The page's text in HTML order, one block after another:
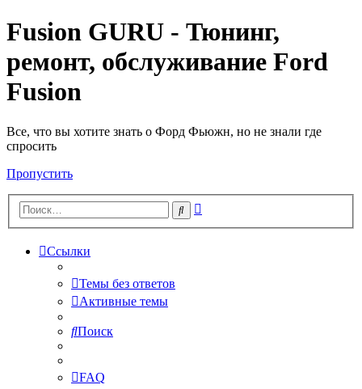
Fusion GURU - Тюнинг,
ремонт, обслуживание Ford
Fusion
Все, что вы хотите знать о Форд Фьюжн, но не знали где
спросить
Пропустить
Поиск
Ссылки
Темы без ответов
Активные темы
Поиск
FAQ